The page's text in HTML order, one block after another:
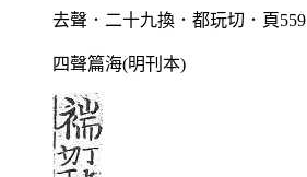
去聲．二十九換．都玩切．頁559
四聲篇海(明刊本)